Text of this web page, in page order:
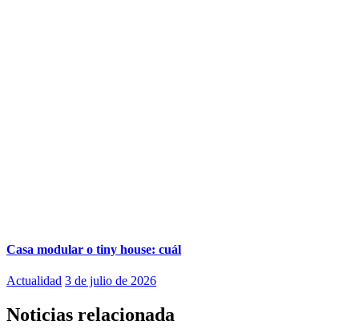
Casa modular o tiny house: cuál
Actualidad 3 de julio de 2026
Noticias relacionada